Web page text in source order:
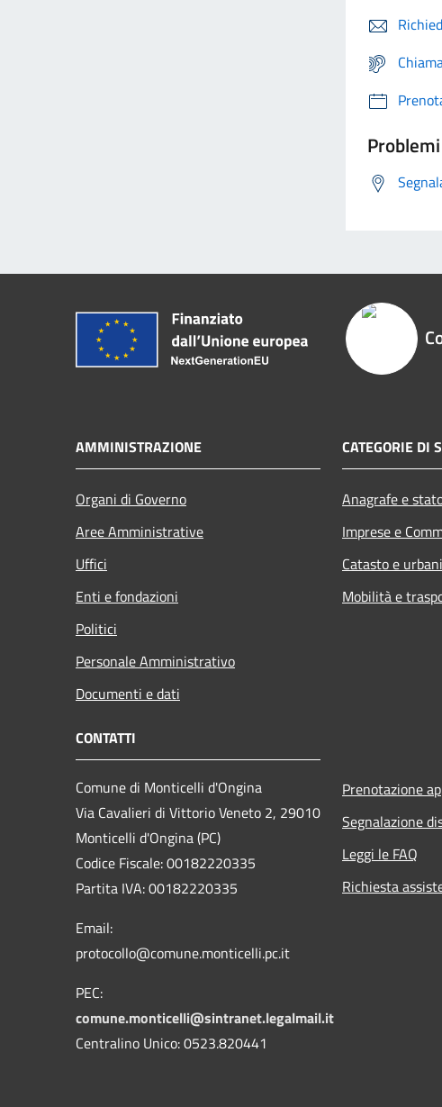
AMMINISTRAZIONE
Organi di Governo
Aree Amministrative
Uffici
Enti e fondazioni
Politici
Personale Amministrativo
Documenti e dati
CATEGORIE DI
Anagrafe e
Imprese e
Catasto e
Mobilità e
CONTATTI
Comune di Monticelli d'Ongina
Via Cavalieri di Vittorio Veneto 2, 29010
Monticelli d'Ongina (PC)
Codice Fiscale: 00182220335
Partita IVA: 00182220335
Email:
protocollo@comune.monticelli.pc.it
PEC:
comune.monticelli@sintranet.legalmail.it
Centralino Unico: 0523.820441
Prenotazione
Segnalazione
Leggi le FAQ
Richiesta